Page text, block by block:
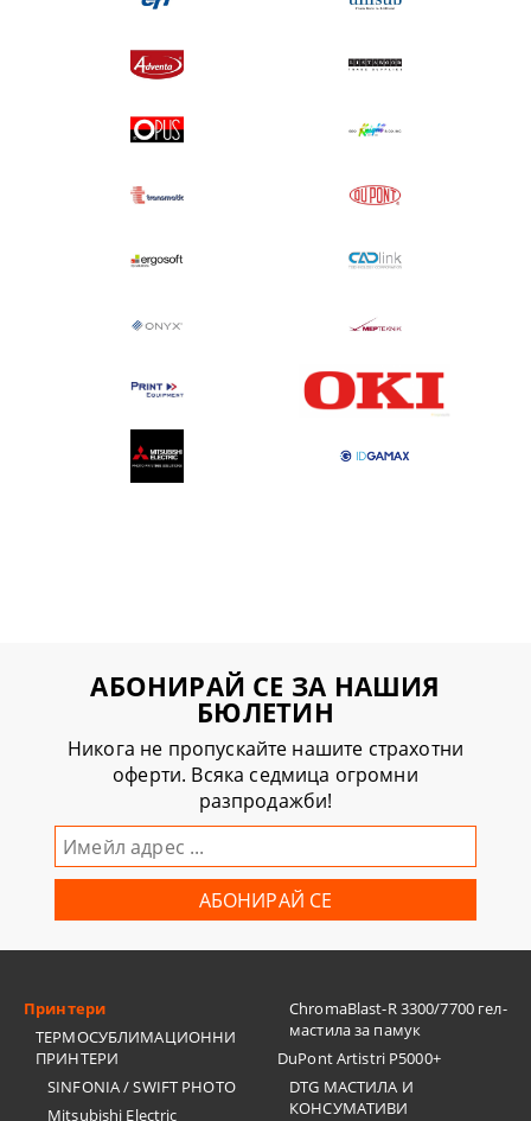
АБОНИРАЙ СЕ ЗА НАШИЯ
БЮЛЕТИН
Никога не пропускайте нашите страхотни
оферти. Всяка седмица огромни
разпродажби!
Принтери
ТЕРМОСУБЛИМАЦИОННИ
ПРИНТЕРИ
SINFONIA / SWIFT PHOTO
Mitsubishi Electric
ChromaBlast-R 3300/7700 гел-
мастила за памук
DuPont Artistri P5000+
DTG МАСТИЛА И
КОНСУМАТИВИ